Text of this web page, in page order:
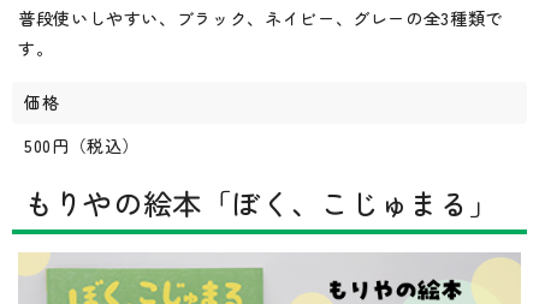
普段使いしやすい、ブラック、ネイビー、グレーの全3種類で
す。
価格
500円（税込）
もりやの絵本「ぼく、こじゅまる」